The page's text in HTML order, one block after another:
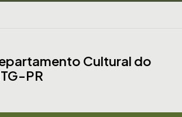
Cultural do
PR